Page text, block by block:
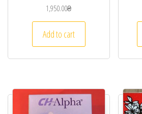
1,950.00₴
Add to cart